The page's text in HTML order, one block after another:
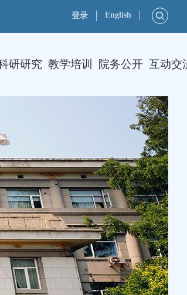
登录 English
研研究 教学培训 院务公开 互动交